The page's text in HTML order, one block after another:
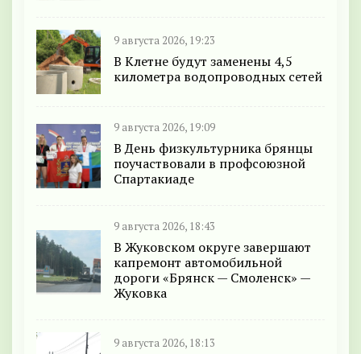
9 августа 2026, 19:23
В Клетне будут заменены 4,5
километра водопроводных сетей
9 августа 2026, 19:09
В День физкультурника брянцы
поучаствовали в профсоюзной
Спартакиаде
9 августа 2026, 18:43
В Жуковском округе завершают
капремонт автомобильной
дороги «Брянск — Смоленск» —
Жуковка
9 августа 2026, 18:13